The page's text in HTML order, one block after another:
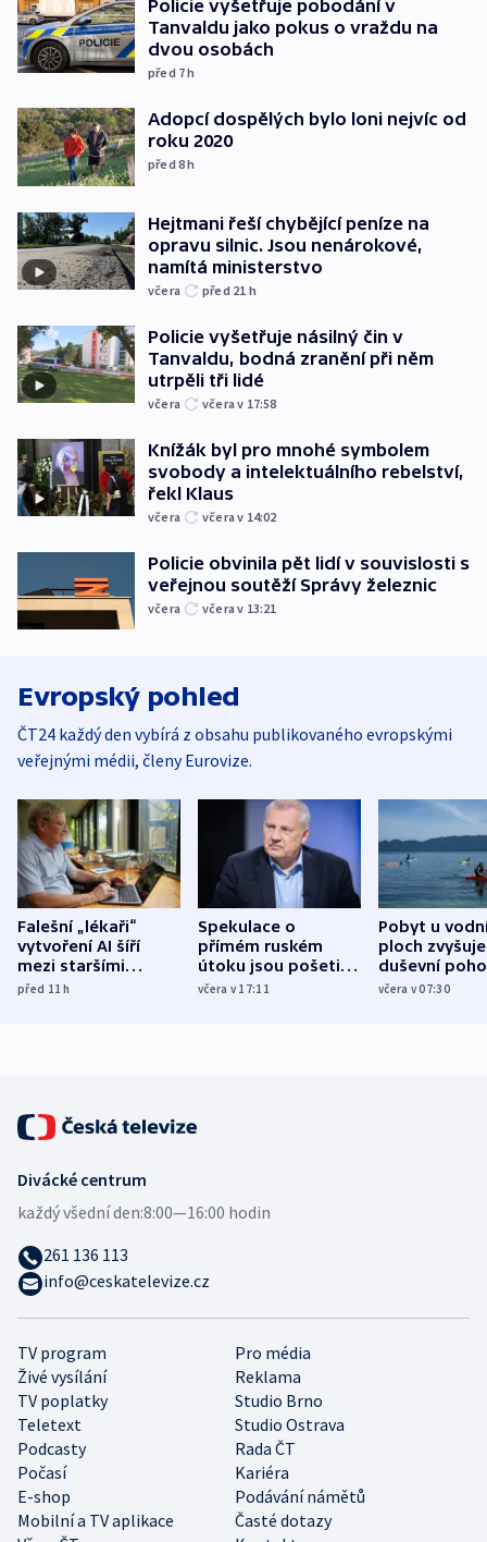
Policie vyšetřuje pobodání v
Tanvaldu jako pokus o vraždu na
dvou osobách
před 7h
Adopcí dospělých bylo loni nejvíc od
roku 2020
před 8h
Hejtmani řeší chybějící peníze na
opravu silnic. Jsou nenárokové,
namítá ministerstvo
včera před 21 h
Policie vyšetřuje násilný čin v
Tanvaldu, bodná zranění při něm
utrpěli tři lidé
včera včera v 17:58
Knížák byl pro mnohé symbolem
svobody a intelektuálního rebelství,
řekl Klaus
včera včera v 14:02
Policie obvinila pět lidí v souvislosti s
veřejnou soutěží Správy železnic
včera včera v 13:21
Evropský pohled
ČT24 každý den vybírá z obsahu publikovaného evropskými
veřejnými médii, členy Eurovize.
Falešní „lékaři“
vytvoření AI šíří
mezi staršími
Poláky nebezpečné
před 11h
Spekulace o
přímém ruském
útoku jsou pošetilé,
míní estonský
včera v 17:11
Pobyt u
ploch zvyšuje
duševní
ukázala
včera v 07:30
TV program
Pro média
Živé vysílání
Reklama
TV poplatky
Studio Brno
Teletext
Studio Ostrava
Podcasty
Rada ČT
Počasí
Kariéra
E-shop
Podávání námětů
Mobilní a TV aplikace
Časté dotazy
Divácké centrum
každý všední den:8:00—16:00 hodin
261 136 113
info@ceskatelevize.cz